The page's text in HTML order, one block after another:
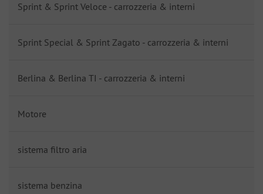
Sprint & Sprint Veloce - carrozzeria & interni
Sprint Special & Sprint Zagato - carrozzeria & interni
Berlina & Berlina TI - carrozzeria & interni
Motore
sistema filtro aria
sistema benzina